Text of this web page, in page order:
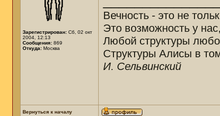
Зарегистрирован: Сб, 02 окт
2004, 12:13
Сообщения: 869
Откуда: Москва
Вечность - это не
Это возможность у
Любой структуры
Структуры Алисы в
И. Сельвинский
Вернуться к началу